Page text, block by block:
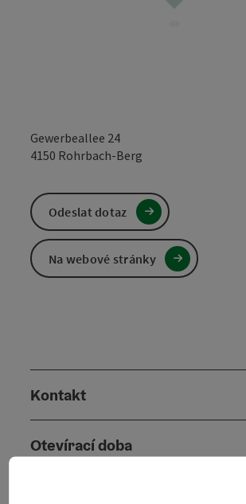
Gewerbeallee 24
4150 Rohrbach-Berg
Kontakt
Otevírací doba
Odeslat dotaz
Na webové stránky